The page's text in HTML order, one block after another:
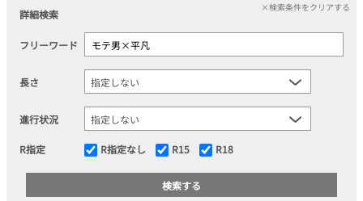
詳細検索
×検索条件をクリアする
フリーワード
長さ
進行状況
R指定 R指定なし R15 R18